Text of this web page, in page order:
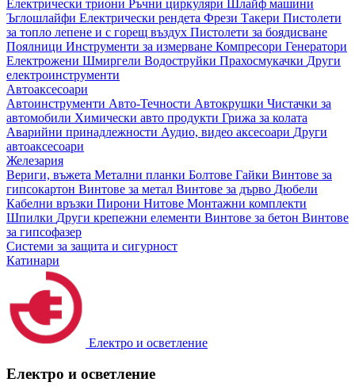
Електрически триони Ръчни циркуляри
Шлайф машини
Ъглошлайфи Електрически рендета Фрези Такери Пистолети
за топло лепене и с горещ въздух Пистолети за боядисване
Поялници Инструменти за измерване Компресори Генератори
Електрожени Шмиргели Водоструйки Прахосмукачки Други
електроинструменти
Автоаксесоари
Автоинструменти Авто-Течности Автокрушки Чистачки за
автомобили Химически авто продукти Грижа за колата
Аварийни принадлежности Аудио, видео аксесоари Други
автоаксесоари
Железария
Вериги, въжета Метални планки Болтове Гайки Винтове за
гипсокартон Винтове за метал Винтове за дърво Дюбели
Кабелни връзки Пирони Нитове Монтажни комплекти
Шпилки Други крепежни елементи Винтове за бетон Винтове
за гипсофазер
Системи за защита и сигурност
Катинари
Електро и осветление
Електро и осветление